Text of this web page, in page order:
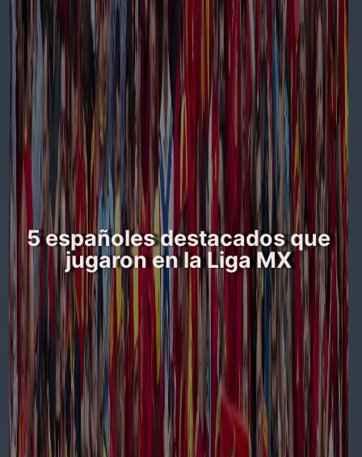
5 españoles destacados que
jugaron en la Liga MX